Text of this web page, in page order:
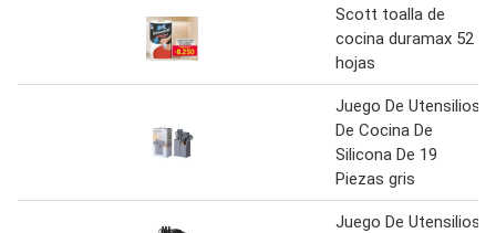
Scott toalla de
cocina duramax 52
hojas
Juego De Utensilios
De Cocina De
Silicona De 19
Piezas gris
Juego De Utensilios